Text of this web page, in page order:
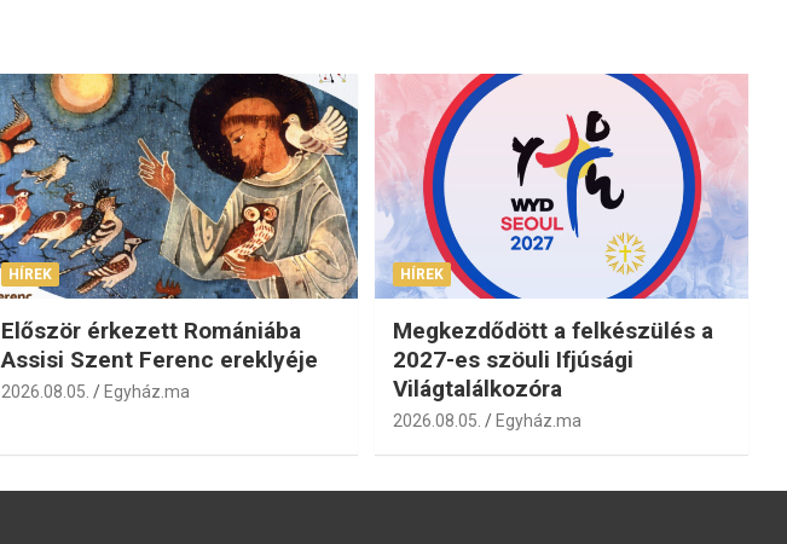
HÍREK
Először érkezett Romániába
Assisi Szent Ferenc ereklyéje
2026.08.05. Egyház.ma
HÍREK
Megkezdődött a felkészülés a
2027-es szöuli Ifjúsági
Világtalálkozóra
2026.08.05. Egyház.ma